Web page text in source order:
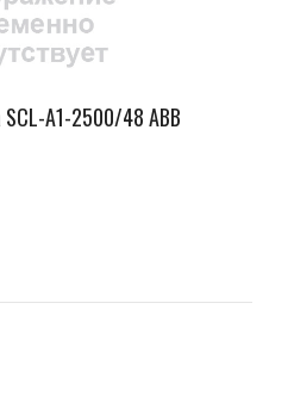
A1-2500/48 ABB